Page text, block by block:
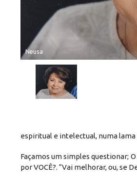
Neusa
espiritual e intelectual, numa
Façamos um simples questionar;
por VOCÊ?. “Vai melhorar, ou, se